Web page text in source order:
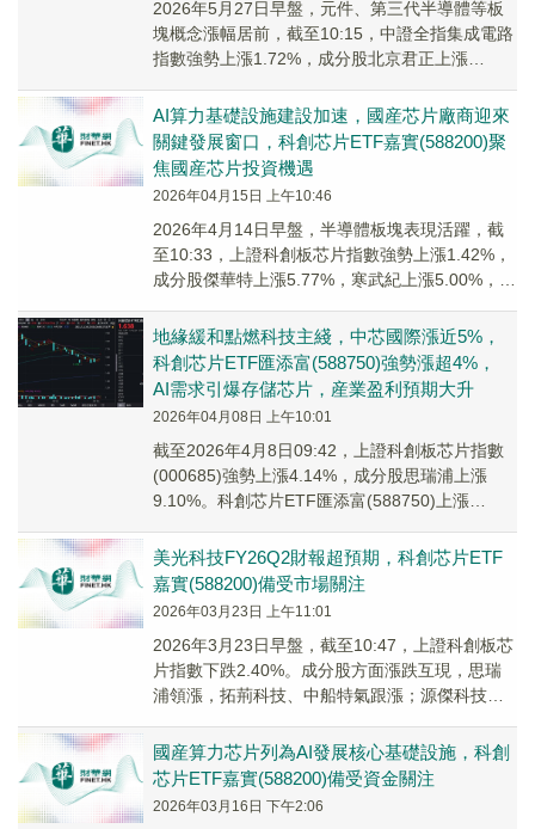
2026年5月27日早盤，元件、第三代半導體等板
塊概念漲幅居前，截至10:15，中證全指集成電路
指數強勢上漲1.72%，成分股北京君正上漲
11.11%。
AI算力基礎設施建設加速，國産芯片廠商迎來
關鍵發展窗口，科創芯片ETF嘉實(588200)聚
焦國産芯片投資機遇
2026年04月15日 上午10:46
2026年4月14日早盤，半導體板塊表現活躍，截
至10:33，上證科創板芯片指數強勢上漲1.42%，
成分股傑華特上漲5.77%，寒武紀上漲5.00%，思
地緣緩和點燃科技主綫，中芯國際漲近5%，
科創芯片ETF匯添富(588750)強勢漲超4%，
AI需求引爆存儲芯片，産業盈利預期大升
2026年04月08日 上午10:01
截至2026年4月8日09:42，上證科創板芯片指數
(000685)強勢上漲4.14%，成分股思瑞浦上漲
9.10%。科創芯片ETF匯添富(588750)上漲
美光科技FY26Q2財報超預期，科創芯片ETF
嘉實(588200)備受市場關注
2026年03月23日 上午11:01
2026年3月23日早盤，截至10:47，上證科創板芯
片指數下跌2.40%。成分股方面漲跌互現，思瑞
浦領漲，拓荊科技、中船特氣跟漲；源傑科技領
國産算力芯片列為AI發展核心基礎設施，科創
芯片ETF嘉實(588200)備受資金關注
2026年03月16日 下午2:06